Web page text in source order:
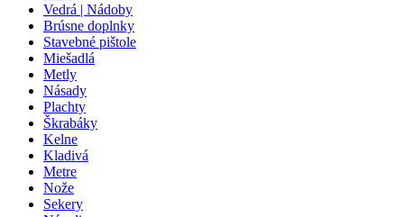
Vedrá | Nádoby
Brúsne doplnky
Stavebné pištole
Miešadlá
Metly
Násady
Plachty
Škrabáky
Kelne
Kladivá
Metre
Nože
Sekery